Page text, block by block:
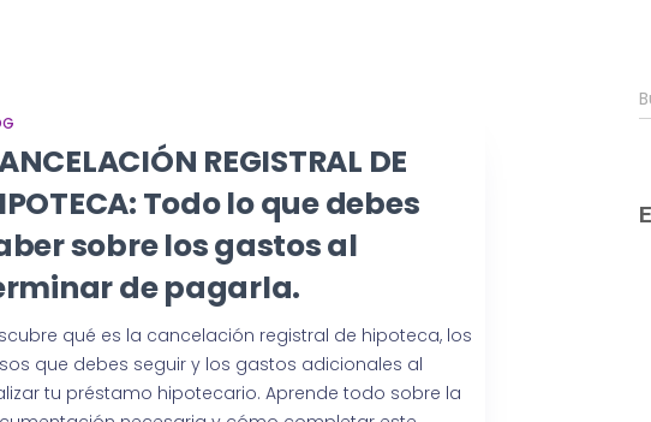
REGISTRAL DE
Todo lo que debes
sobre los gastos al
de pagarla.
qué es la cancelación registral de hipoteca, los
que debes seguir y los gastos adicionales al
tu préstamo hipotecario. Aprende todo sobre la